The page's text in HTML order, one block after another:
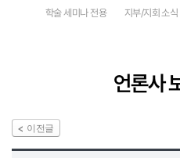
연회비·기부금 안내
정보공개
학술 세미나 전용 지부/지회 소식
언론사
이전글